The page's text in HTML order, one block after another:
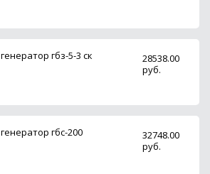
генератор гбз-5-3 ск
28538.00
руб.
генератор гбс-200
32748.00
руб.